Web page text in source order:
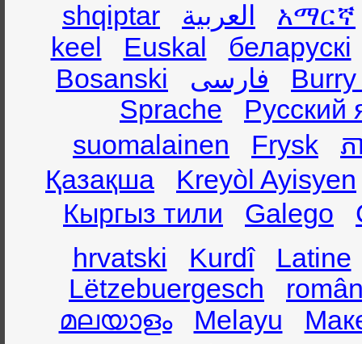
shqiptar العربية
አማርኛ
keel
Euskal
беларускі
Bosanski
فارسی
Sprache
Русский
suomalainen
Frysk
ភ
Қазақша
Kreyòl Ayisyen
Кыргыз тили
Galego
hrvatski
Kurdî
Latine
Lëtzebuergesch
മലയാളം
Melayu